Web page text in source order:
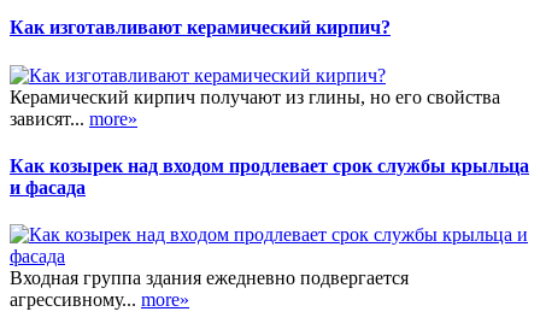
Как изготавливают керамический кирпич?
Керамический кирпич получают из глины, но его свойства
зависят... more»
Как козырек над входом продлевает срок службы крыльца
и фасада
Входная группа здания ежедневно подвергается
агрессивному... more»